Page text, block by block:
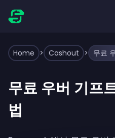
Home > Cashout >
무료 우버 기프
법